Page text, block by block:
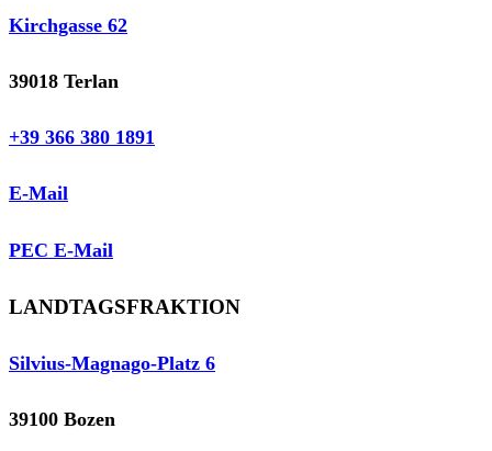
Kirchgasse 62
39018 Terlan
+39 366 380 1891
E-Mail
PEC E-Mail
LANDTAGSFRAKTION
Silvius-Magnago-Platz 6
39100 Bozen